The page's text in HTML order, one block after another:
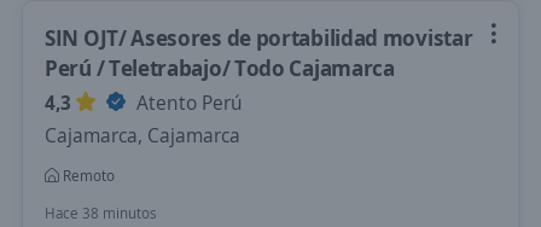
SIN OJT/ Asesores de portabilidad movistar
Perú / Teletrabajo/ Todo Cajamarca
4,3
Atento Perú
Cajamarca, Cajamarca
Remoto
Hace 38 minutos